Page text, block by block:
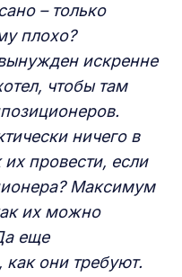
– только
плохо?
искренне
чтобы там
ничего в
провести, если
Максимум
их можно
еще
они требуют.